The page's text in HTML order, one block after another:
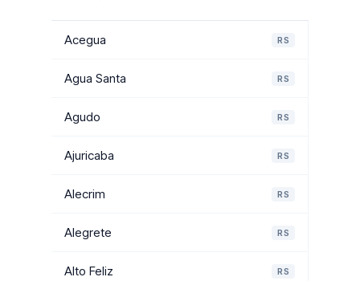
Acegua RS
Agua Santa RS
Agudo RS
Ajuricaba RS
Alecrim RS
Alegrete RS
Alto Feliz RS